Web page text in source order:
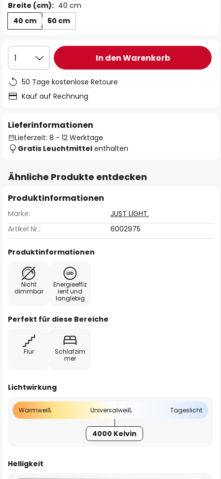
Breite (cm): 40 cm
40 cm
60 cm
1 In den Warenkorb
50 Tage kostenlose Retoure
Kauf auf Rechnung
Lieferinformationen
Lieferzeit: 8 - 12 Werktage
Gratis Leuchtmittel enthalten
Ähnliche Produkte entdecken
Produktinformationen
Marke:
JUST LIGHT.
Artikel Nr.:
6002975
Produktinformationen
Nicht
dimmbar
Energieeffiz
ient und
langlebig
Perfekt für diese Bereiche
Flur
Schlafzim
mer
Lichtwirkung
Warmweiß Universalweiß Tageslicht
4000 Kelvin
Helligkeit